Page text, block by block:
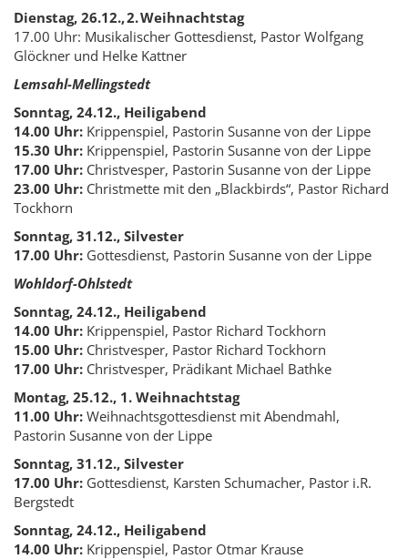
Dienstag, 26.12., 2. Weihnachtstag
17.00 Uhr: Musikalischer Gottesdienst, Pastor Wolfgang
Glöckner und Helke Kattner
Lemsahl-Mellingstedt
Sonntag, 24.12., Heiligabend
14.00 Uhr: Krippenspiel, Pastorin Susanne von der Lippe
15.30 Uhr: Krippenspiel, Pastorin Susanne von der Lippe
17.00 Uhr: Christvesper, Pastorin Susanne von der Lippe
23.00 Uhr: Christmette mit den „Blackbirds“, Pastor Richard
Tockhorn
Sonntag, 31.12., Silvester
17.00 Uhr: Gottesdienst, Pastorin Susanne von der Lippe
Wohldorf-Ohlstedt
Sonntag, 24.12., Heiligabend
14.00 Uhr: Krippenspiel, Pastor Richard Tockhorn
15.00 Uhr: Christvesper, Pastor Richard Tockhorn
17.00 Uhr: Christvesper, Prädikant Michael Bathke
Montag, 25.12., 1. Weihnachtstag
11.00 Uhr: Weihnachtsgottesdienst mit Abendmahl,
Pastorin Susanne von der Lippe
Sonntag, 31.12., Silvester
17.00 Uhr: Gottesdienst, Karsten Schumacher, Pastor i.R.
Bergstedt
Sonntag, 24.12., Heiligabend
14.00 Uhr: Krippenspiel, Pastor Otmar Krause